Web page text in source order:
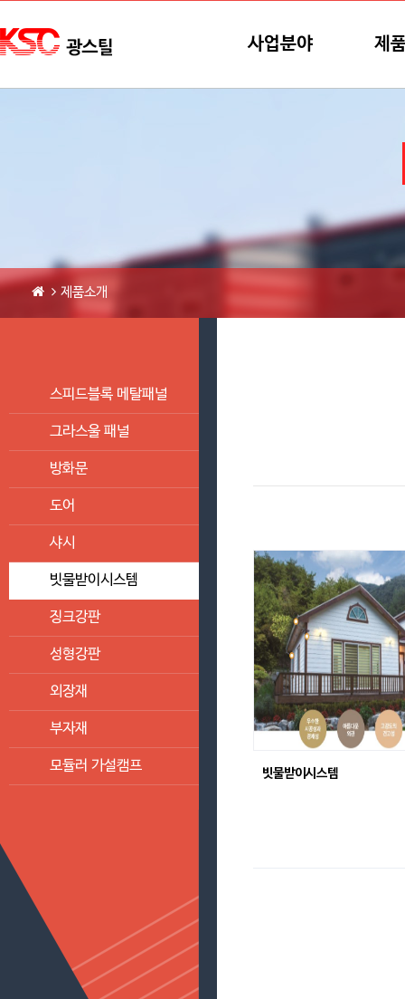
메뉴바로가기
사업분야 제
스피드블록 메탈패널
그라스울 패널
방화문
도어
샤시
빗물받이시스템
징크강판
성형강판
외장재
부자재
모듈러 가설캠프
제품소개
빗물받이시스템